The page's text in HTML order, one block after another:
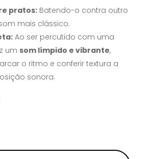
pratos: Batendo-o contra outro
mais clássico.
Ao ser percutido com uma
um som límpido e vibrante,
o ritmo e conferir textura a
sonora.